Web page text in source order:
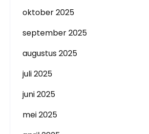
oktober 2025
september 2025
augustus 2025
juli 2025
juni 2025
mei 2025